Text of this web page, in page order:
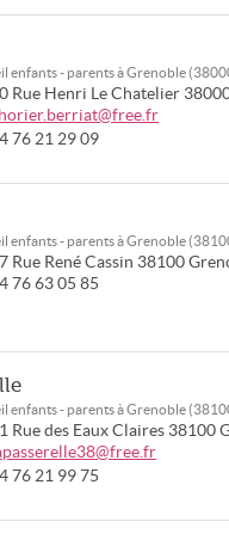
enfants - parents à Grenoble
Rue Henri Le Chatelier
76 21 29 09
enfants - parents à Grenoble
Rue René Cassin 38100
76 63 05 85
enfants - parents à Grenoble
Rue des Eaux Claires 38100
76 21 99 75